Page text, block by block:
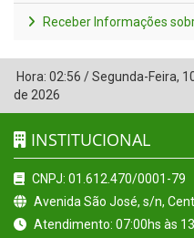
Receber Informações
Hora: 02:56 /Segunda-Feira,
de 2026
INSTITUCIONAL
CNPJ: 01.612.470/0001-79
Avenida São José, s/n,
Atendimento: 07:00hs às